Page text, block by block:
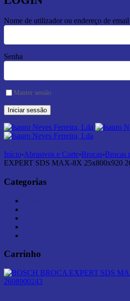
Nome de utilizador ou endereço de email
Senha
Manter sessão
Início›Abrasivos e Corte›Brocas›Brocas
EXPERT SDS MAX-8X 25x800x920
Categorias
Carrinho